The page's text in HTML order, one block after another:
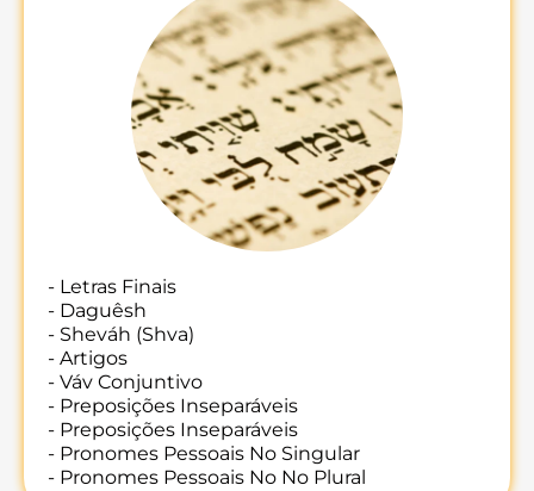
- Letras Finais
- Daguêsh
- Sheváh (Shva)
- Artigos
- Váv Conjuntivo
- Preposições Inseparáveis
- Preposições Inseparáveis
- Pronomes Pessoais No Singular
- Pronomes Pessoais No No Plural